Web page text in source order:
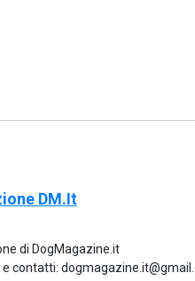
DM.it
di DogMagazine.it
contatti: